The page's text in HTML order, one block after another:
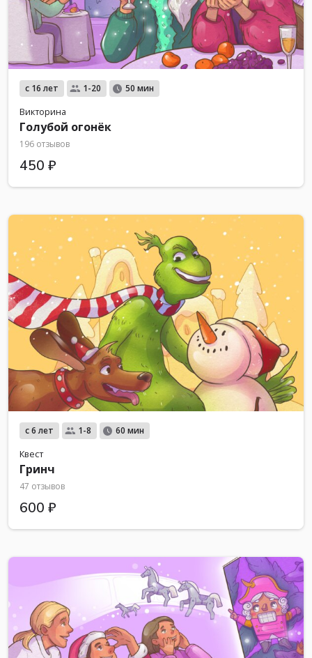
с 16 лет 1-20 50 мин
Викторина
Голубой огонёк
196 отзывов
450 ₽
с 6 лет 1-8 60 мин
Квест
Гринч
47 отзывов
600 ₽